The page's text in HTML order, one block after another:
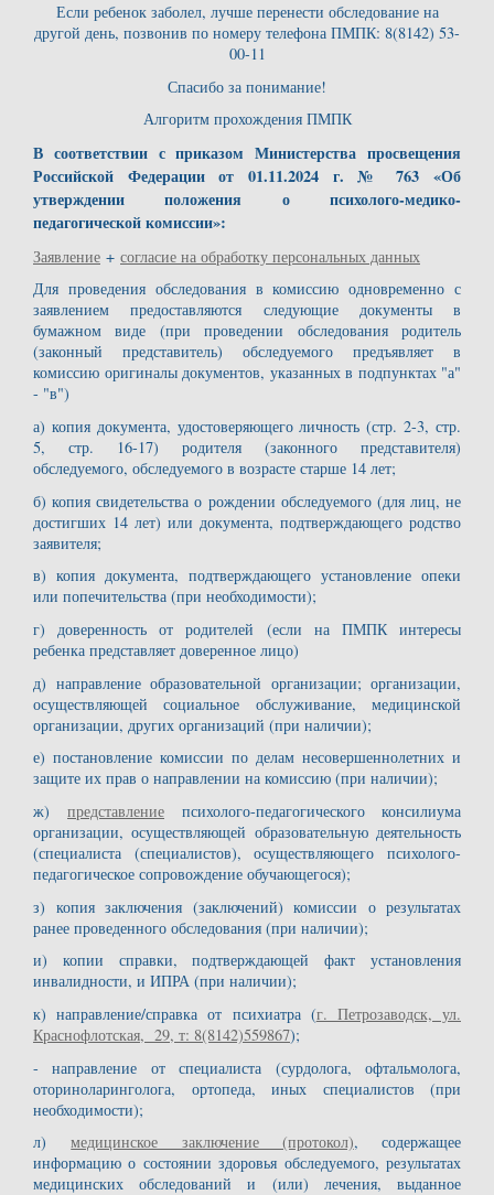
Если ребенок заболел, лучше перенести обследование на
другой день, позвонив по номеру телефона ПМПК: 8(8142) 53-
00-11
Спасибо за понимание!
Алгоритм прохождения ПМПК
В соответствии с приказом Министерства просвещения
Российской Федерации от 01.11.2024 г. № 763 «Об
утверждении положения о психолого-медико-
педагогической комиссии»:
Заявление + согласие на обработку персональных данных
Для проведения обследования в комиссию одновременно с
заявлением предоставляются следующие документы в
бумажном виде (при проведении обследования родитель
(законный представитель) обследуемого предъявляет в
комиссию оригиналы документов, указанных в подпунктах "а"
- "в")
а) копия документа, удостоверяющего личность (стр. 2-3, стр.
5, стр. 16-17) родителя (законного представителя)
обследуемого, обследуемого в возрасте старше 14 лет;
б) копия свидетельства о рождении обследуемого (для лиц, не
достигших 14 лет) или документа, подтверждающего родство
заявителя;
в) копия документа, подтверждающего установление опеки
или попечительства (при необходимости);
г) доверенность от родителей (если на ПМПК интересы
ребенка представляет доверенное лицо)
д) направление образовательной организации; организации,
осуществляющей социальное обслуживание, медицинской
организации, других организаций (при наличии);
е) постановление комиссии по делам несовершеннолетних и
защите их прав о направлении на комиссию (при наличии);
ж) представление психолого-педагогического консилиума
организации, осуществляющей образовательную деятельность
(специалиста (специалистов), осуществляющего психолого-
педагогическое сопровождение обучающегося);
з) копия заключения (заключений) комиссии о результатах
ранее проведенного обследования (при наличии);
и) копии справки, подтверждающей факт установления
инвалидности, и ИПРА (при наличии);
к) направление/справка от психиатра (г. Петрозаводск, ул.
Краснофлотская, 29, т: 8(8142)559867);
- направление от специалиста (сурдолога, офтальмолога,
оториноларинголога, ортопеда, иных специалистов (при
необходимости);
л)медицинское заключение (протокол), содержащее
информацию о состоянии здоровья обследуемого, результатах
медицинских обследований и (или) лечения, выданное